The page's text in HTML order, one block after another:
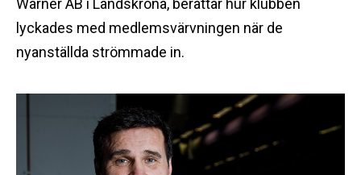
Warner AB i Landskrona, berättar hur klubben
lyckades med medlemsvärvningen när de
nyanställda strömmade in.